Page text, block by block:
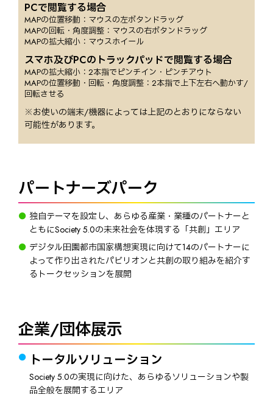
PCで閲覧する場合
MAPの位置移動：マウスの左ボタンドラッグ
MAPの回転・角度調整：マウスの右ボタンドラッグ
MAPの拡大縮小：マウスホイール
スマホ及びPCのトラックパッドで閲覧する場合
MAPの拡大縮小：2本指でピンチイン・ピンチアウト
MAPの位置移動・回転・角度調整：2本指で上下左右へ動かす/
回転させる
※お使いの端末/機器によっては上記のとおりにならない
可能性があります。
パートナーズパーク
独自テーマを設定し、あらゆる産業・業種のパートナーと
ともにSociety 5.0の未来社会を体現する「共創」エリア
デジタル田園都市国家構想実現に向けて14のパートナーに
よって作り出されたパビリオンと共創の取り組みを紹介す
るトークセッションを展開
企業/団体展示
トータルソリューション
Society 5.0の実現に向けた、あらゆるソリューションや製
品全般を展開するエリア